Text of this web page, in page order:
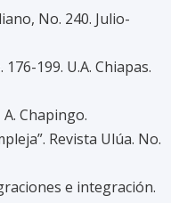
No. 240. Julio-
199. U.A. Chiapas.
Chapingo.
Revista Ulúa. No.
e integración.